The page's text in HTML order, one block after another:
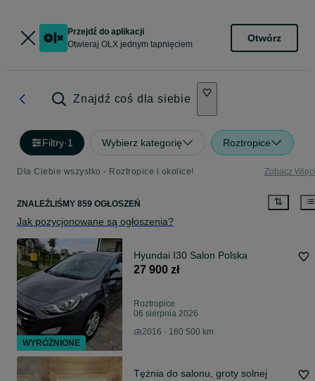
Przejdź do aplikacji
Otwieraj OLX jednym tapnięciem
Otwórz
Znajdź coś dla siebie
Filtry·1 Wybierz kategorię Roztropice
Dla Ciebie wszystko - Roztropice i okolice! Zobacz
ZNALEŹLIŚMY 859 OGŁOSZEŃ
Jak pozycjonowane są ogłoszenia?
Hyundai I30 Salon Polska
27 900 zł
Roztropice
06 sierpnia 2026
2016 - 160 500 km
Tężnia do salonu, groty solnej
WYRÓŻNIONE